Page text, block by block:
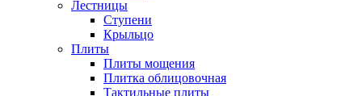
Лестницы
Ступени
Крыльцо
Плиты
Плиты мощения
Плитка облицовочная
Тактильные плиты